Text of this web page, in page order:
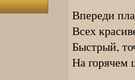
Впереди
Всех
Быстрый,
На горячем